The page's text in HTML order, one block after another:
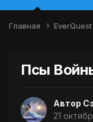
Главная EverQuest
Псы
Автор
21